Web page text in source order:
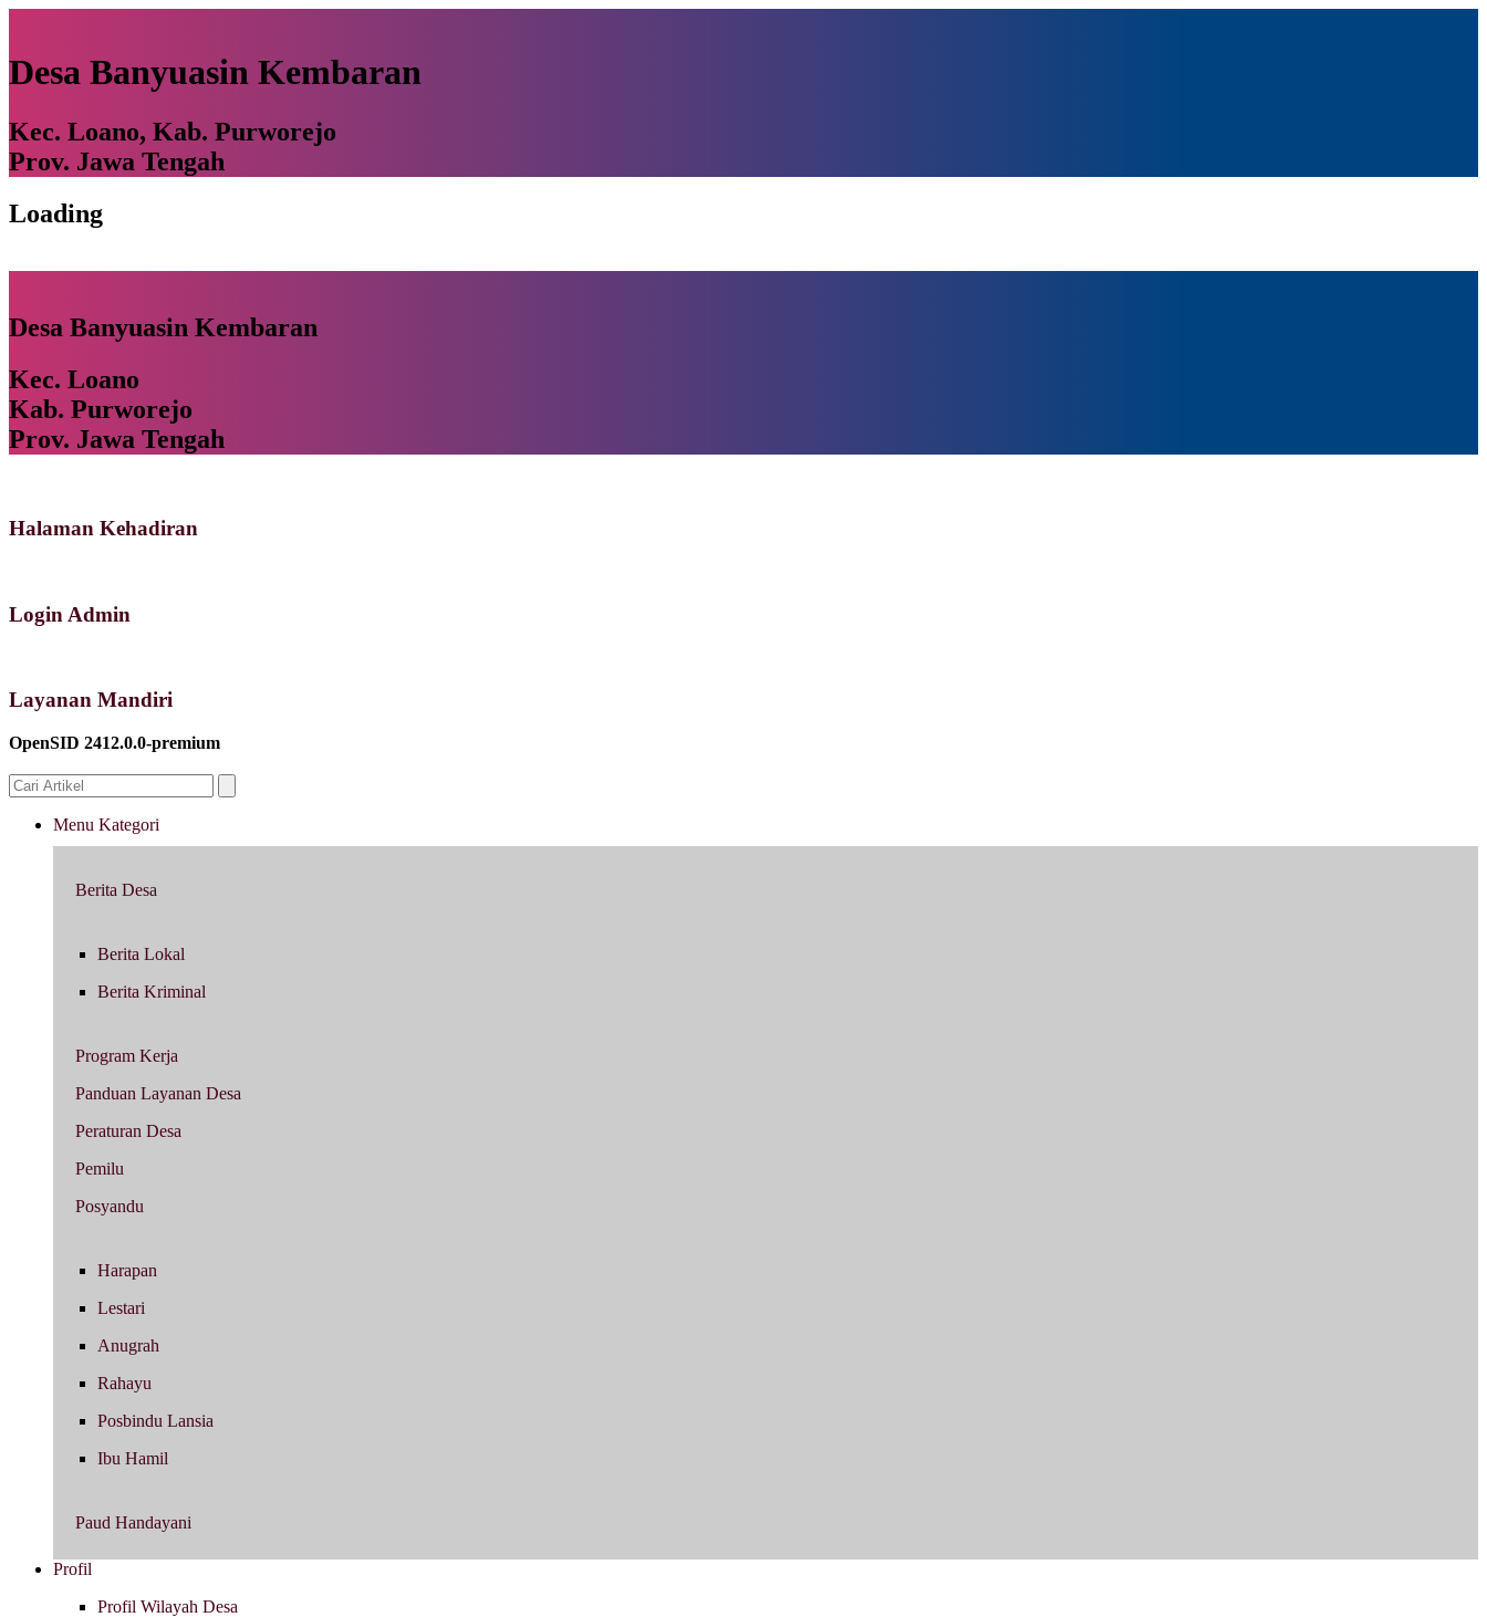
Desa Banyuasin Kembaran
Kec. Loano, Kab. Purworejo
Prov. Jawa Tengah
Loading
Desa Banyuasin Kembaran
Kec. Loano
Kab. Purworejo
Prov. Jawa Tengah
Halaman Kehadiran
Login Admin
Layanan Mandiri
OpenSID 2412.0.0-premium
Menu Kategori
Berita Desa
Berita Lokal
Berita Kriminal
Program Kerja
Panduan Layanan Desa
Peraturan Desa
Pemilu
Posyandu
Harapan
Lestari
Anugrah
Rahayu
Posbindu Lansia
Ibu Hamil
Paud Handayani
Profil
Profil Wilayah Desa